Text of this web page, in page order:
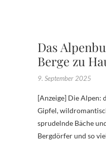
Das
Berge zu
9. September 2025
[Anzeige] Die Alpen:
Gipfel,
sprudelnde Bäche
Bergdörfer und so